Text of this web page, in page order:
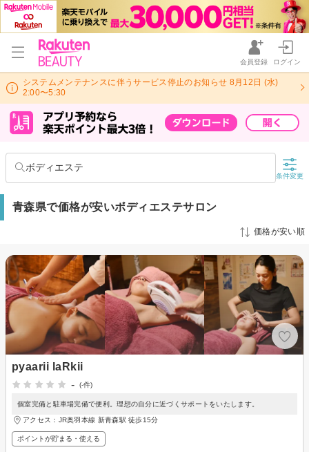
会員登録 ログイン
システムメンテナンスに伴うサービス停止のお知らせ 8月12日 (水)
2:00〜5:30
ボディエステ
条件変更
青森県で価格が安いボディエステサロン
価格が安い順
pyaarii laRkii
-
(-件)
個室完備と駐車場完備で便利。理想の自分に近づくサポートをいたします。
アクセス：JR奥羽本線 新青森駅 徒歩15分
ポイントが貯まる・使える